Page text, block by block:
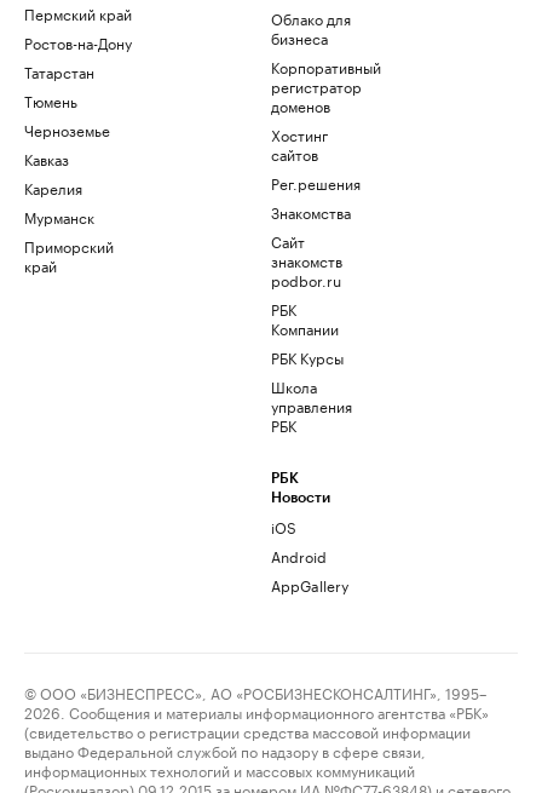
Пермский край
Ростов-на-Дону
Татарстан
Тюмень
Черноземье
Кавказ
Карелия
Мурманск
Приморский
край
Облако для
бизнеса
Корпоративный
регистратор
доменов
Хостинг
сайтов
Рег.решения
Знакомства
Сайт
знакомств
podbor.ru
РБК
Компании
РБК Курсы
Школа
управления
РБК
РБК
Новости
iOS
Android
AppGallery
© ООО «БИЗНЕСПРЕСС», АО «РОСБИЗНЕСКОНСАЛТИНГ», 1995–
2026. Сообщения и материалы информационного агентства «РБК»
(свидетельство о регистрации средства массовой информации
выдано Федеральной службой по надзору в сфере связи,
информационных технологий и массовых коммуникаций